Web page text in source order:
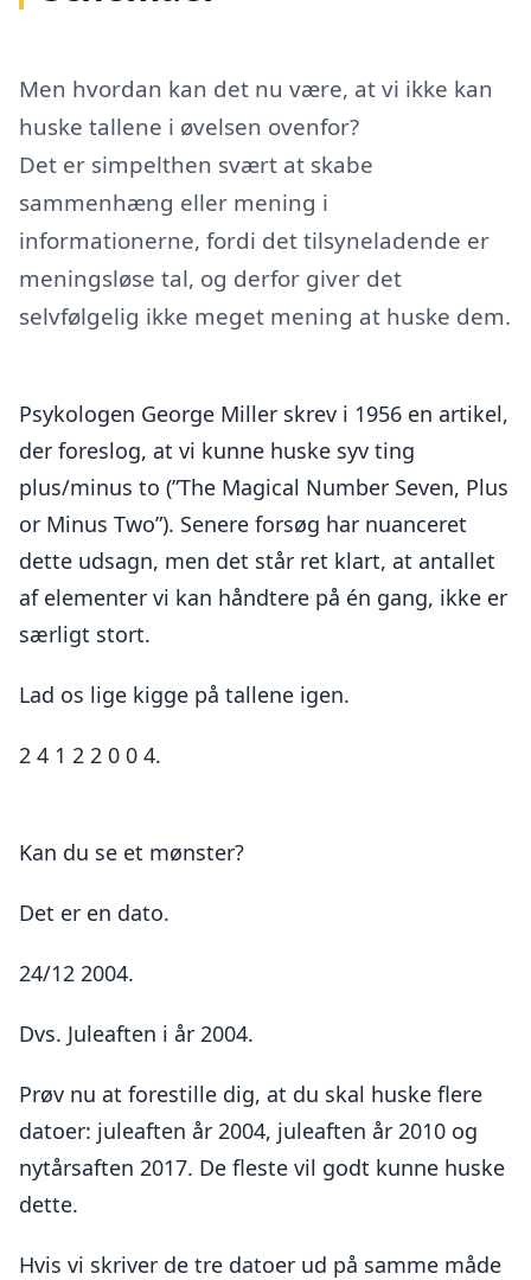
Men hvordan kan det nu være, at vi ikke kan
huske tallene i øvelsen ovenfor?
Det er simpelthen svært at skabe
sammenhæng eller mening i
informationerne, fordi det tilsyneladende er
meningsløse tal, og derfor giver det
selvfølgelig ikke meget mening at huske dem.
Psykologen George Miller skrev i 1956 en artikel,
der foreslog, at vi kunne huske syv ting
plus/minus to (”The Magical Number Seven, Plus
or Minus Two”). Senere forsøg har nuanceret
dette udsagn, men det står ret klart, at antallet
af elementer vi kan håndtere på én gang, ikke er
særligt stort.
Lad os lige kigge på tallene igen.
2 4 1 2 2 0 0 4.
Kan du se et mønster?
Det er en dato.
24/12 2004.
Dvs. Juleaften i år 2004.
Prøv nu at forestille dig, at du skal huske flere
datoer: juleaften år 2004, juleaften år 2010 og
nytårsaften 2017. De fleste vil godt kunne huske
dette.
Hvis vi skriver de tre datoer ud på samme måde